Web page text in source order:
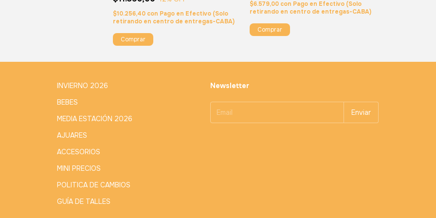
$10.256,40 con Pago en Efectivo (Solo
retirando en centro de entregas-CABA)
Comprar
$6.579,00 con Pago en Efectivo (Solo
retirando en centro de entregas-CABA)
Comprar
INVIERNO 2026
BEBES
MEDIA ESTACIÓN 2026
AJUARES
ACCESORIOS
MINI PRECIOS
POLITICA DE CAMBIOS
GUÍA DE TALLES
Newsletter